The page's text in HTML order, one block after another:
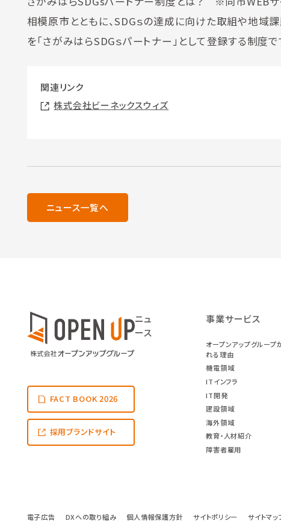
相模原市とともに、SDGｓの達成に向けた取組や地域
を「さがみはらSDGｓパートナー」として登録する制度で
関連リンク
株式会社ビーネックスウィズ
ニュース一覧へ
FACT BOOK 2026
採用ブランドサイト
ニュ
ース
事業サービス
オープンアップグループ
れる理由
機電領域
ITインフラ
IT開発
建設領域
海外領域
教育・人材紹介
障害者雇用
電子広告 DXへの取り組み 個人情報保護方針 サイトポリシー サイトマッ